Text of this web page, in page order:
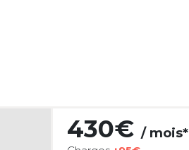
430€ / mois*